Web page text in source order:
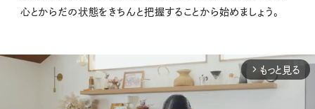
心とからだの状態をきちんと把握することから始めましょう。
arrow_forward_ios もっと見る